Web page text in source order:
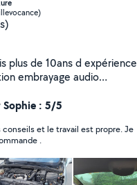
plus de 10ans d expérience
embrayage audio
effacement des défauts ect
Sophie : 5/5
et le travail est propre. Je
.